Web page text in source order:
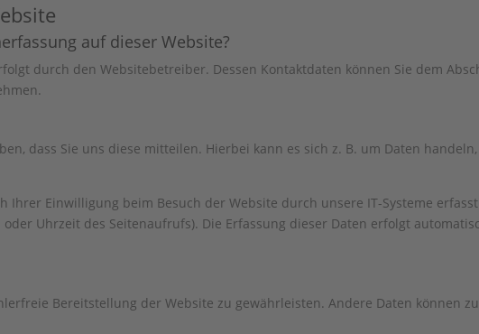
auf dieser Website?
durch den Websitebetreiber. Dessen Kontaktdaten können Sie dem
dass Sie uns diese mitteilen. Hierbei kann es sich z. B. um Daten
Ihrer Einwilligung beim Besuch der Website durch unsere IT-Systeme
Uhrzeit des Seitenaufrufs). Die Erfassung dieser Daten erfolgt
Bereitstellung der Website zu gewährleisten. Andere Daten können